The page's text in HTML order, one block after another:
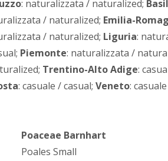
: naturalizzata / naturalized;
/ naturalized; Emilia-
/ naturalized; Liguria:
Piemonte: naturalizzata /
Trentino-Alto Adige:
: casuale / casual; Veneto:
Poaceae Barnhart
Poales Small